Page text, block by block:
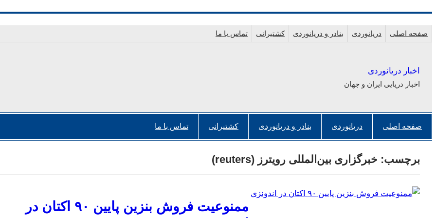
بهصفحه اصلی دریانوردی بنادر و دریانوردی کشتیرانی تماس با ما
اخبار دریانوردی
اخبار دریایی ایران و جهان
صفحه اصلی دریانوردی بنادر و دریانوردی کشتیرانی تماس با ما
برچسب: خبرگزاری بین‌المللی رویترز (reuters)
ممنوعیت فروش بنزین پایین ۹۰ اکتان در